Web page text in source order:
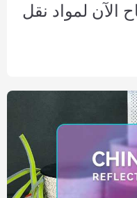
الآن لمواد نقل